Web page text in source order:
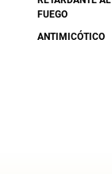
FUEGO
ANTIMICÓTICO